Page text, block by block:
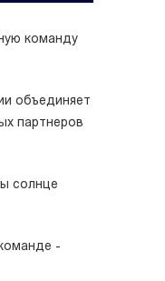
команду
объединяет
партнеров
солнце
-